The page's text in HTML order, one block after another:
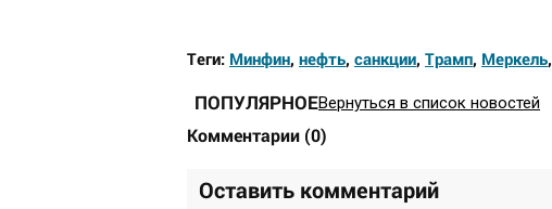
Теги: Минфин, нефть, санкции, Трамп, Меркель,
ПОПУЛЯРНОЕВернуться в список новостей
Комментарии (0)
Оставить комментарий